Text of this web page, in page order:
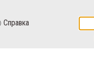
Справка